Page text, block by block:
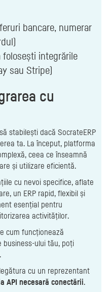
bancare, numerar
folosești integrările
sau Stripe)
cu
stabilești dacă SocrateERP
ta. La început, platforma
ceea ce înseamnă
și utilizare eficientă.
cu nevoi specifice, aflate
un ERP rapid, flexibil și
esențial pentru
activităților.
cum funcționează
business-ului tău, poți
.
cu un reprezentant
API necesară conectării.